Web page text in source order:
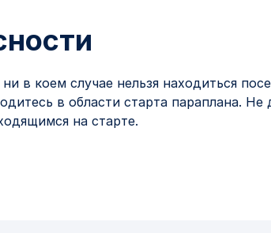
в коем случае нельзя находиться
в области старта параплана.
на старте.